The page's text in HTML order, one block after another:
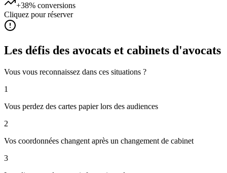
+38% conversions
Cliquez pour réserver
Les défis des avocats et cabinets d'avocats
Vous vous reconnaissez dans ces situations ?
1
Vous perdez des cartes papier lors des audiences
2
Vos coordonnées changent après un changement de cabinet
3